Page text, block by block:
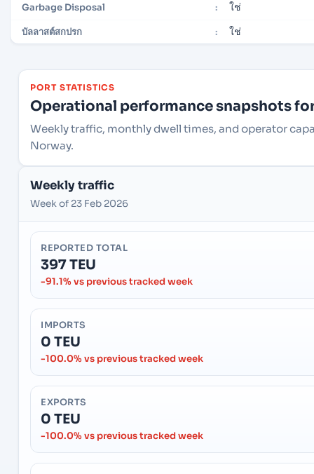
Garbage Disposal : ใช่
บัลลาสต์สกปรก : ใช่
PORT STATISTICS
Operational performance snapshots
Weekly traffic, monthly dwell times, and operator
Norway.
Weekly traffic
Week of 23 Feb 2026
REPORTED TOTAL
397 TEU
-91.1% vs previous tracked week
IMPORTS
0 TEU
-100.0% vs previous tracked week
EXPORTS
0 TEU
-100.0% vs previous tracked week